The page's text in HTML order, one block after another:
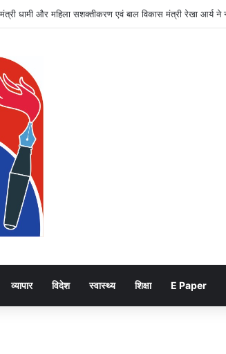
पर जसपाल राणा के सपने को साकार करने की जिम्मेदारी :
व्यापार विदेश स्वास्थ्य शिक्षा E Paper